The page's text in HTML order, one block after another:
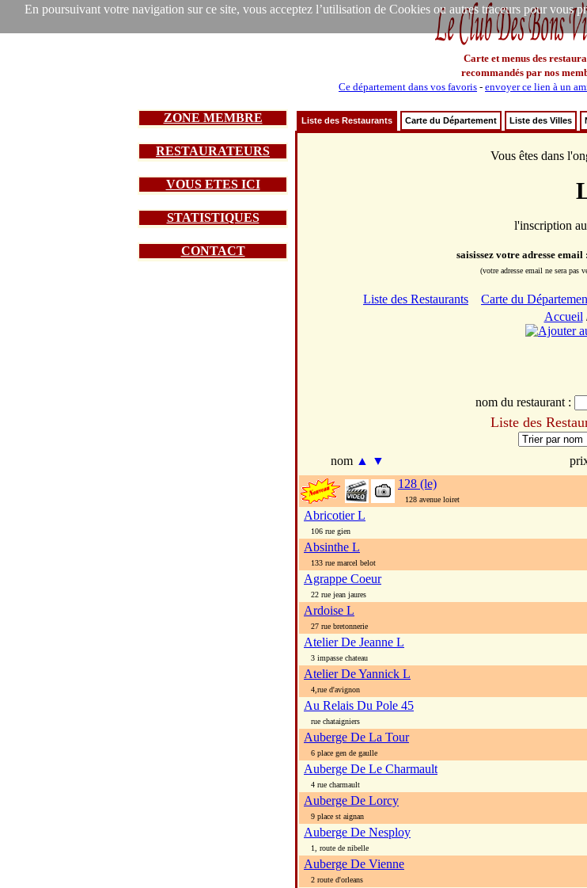
En poursuivant votre navigation sur ce site, vous acceptez l’utilisation de Cookies ou autres traceurs pour vous
Carte et menus des
recommandés par nos
Ce département dans vos favoris - envoyer ce lien à un
ZONE MEMBRE
RESTAURATEURS
VOUS ETES ICI
STATISTIQUES
CONTACT
Liste des Restaurants Carte du Département Liste des Villes
Vous êtes dans
l'inscription
saisissez votre adresse email :
(votre adresse email ne sera pas
Liste des Restaurants Carte du
Accueil
nom du restaurant :
Liste des
nom ▲ ▼
128 (le)
128 avenue loiret
Abricotier L
106 rue gien
Absinthe L
133 rue marcel belot
Agrappe Coeur
22 rue jean jaures
Ardoise L
27 rue bretonnerie
Atelier De Jeanne L
3 impasse chateau
Atelier De Yannick L
4,rue d'avignon
Au Relais Du Pole 45
rue chataigniers
Auberge De La Tour
6 place gen de gaulle
Auberge De Le Charmault
4 rue charmault
Auberge De Lorcy
9 place st aignan
Auberge De Nesploy
1, route de nibelle
Auberge De Vienne
2 route d'orleans